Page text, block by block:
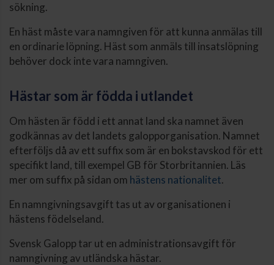
sökning.
En häst måste vara namngiven för att kunna anmälas till
en ordinarie löpning. Häst som anmäls till insatslöpning
behöver dock inte vara namngiven.
Hästar som är födda i utlandet
Om hästen är född i ett annat land ska namnet även
godkännas av det landets galopporganisation. Namnet
efterföljs då av ett suffix som är en bokstavskod för ett
specifikt land, till exempel GB för Storbritannien. Läs
mer om suffix på sidan om hästens nationalitet.
En namngivningsavgift tas ut av organisationen i
hästens födelseland.
Svensk Galopp tar ut en administrationsavgift för
namngivning av utländska hästar.